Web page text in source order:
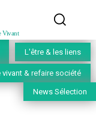
Vivant
L'être & les liens
vivant & refaire société
News Sélection